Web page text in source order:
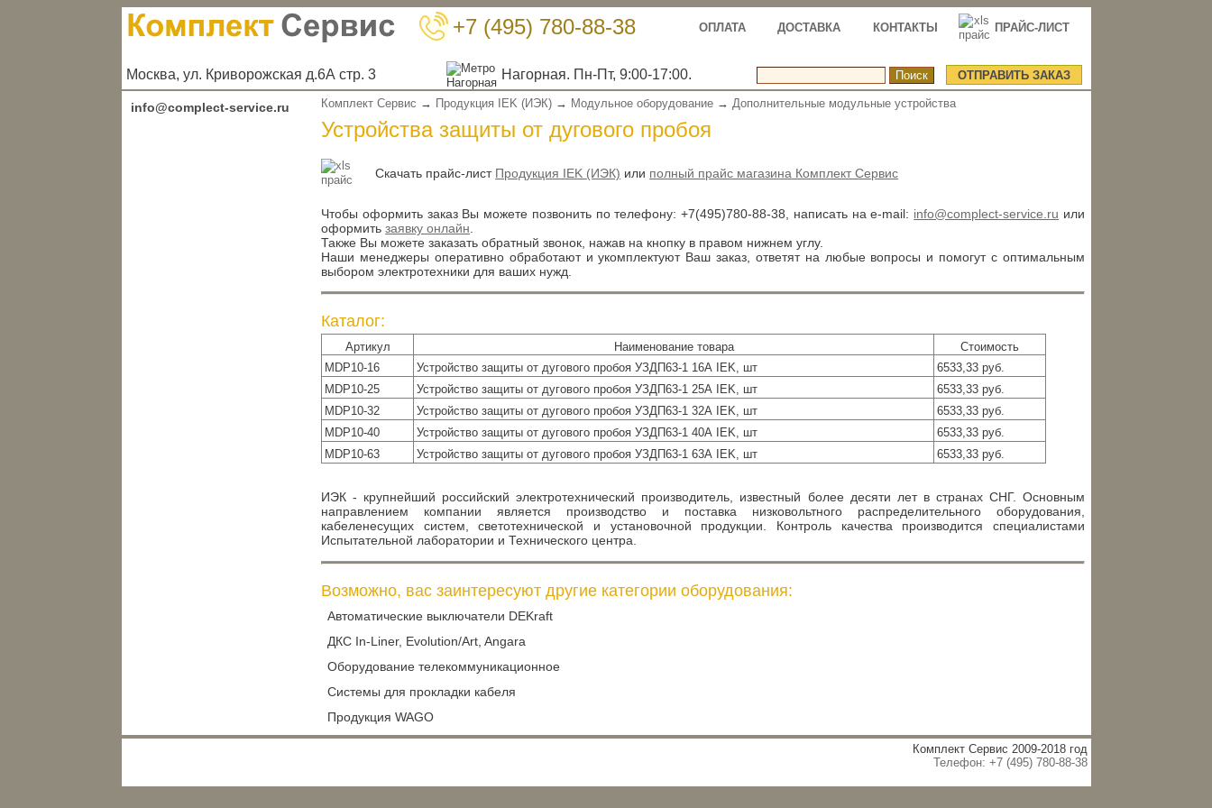
+7 (495) 780-88-38 ОПЛАТА ДОСТАВКА КОНТАКТЫ ПРАЙС-ЛИСТ
Москва, ул. Криворожская д.6А стр. 3 Нагорная. Пн-Пт, 9:00-17:00. ОТПРАВИТЬ ЗАКАЗ
info@complect-service.ru Комплект Сервис → Продукция IEK (ИЭК) → Модульное оборудование →Дополнительные модульные устройства
Устройства защиты от дугового пробоя
Скачать прайс-лист Продукция IEK (ИЭК) или полный прайс магазина Комплект Сервис
Чтобы оформить заказ Вы можете позвонить по телефону:+7(495)780-88-38 , написать на e-mail: info@complect-service.ru или
оформитьзаявку онлайн
Также Вы можете заказать обратный звонок, нажав на кнопку в правом нижнем углу.
Наши менеджеры оперативно обработают и укомплектуют Ваш заказ, ответят на любые вопросы и помогут с оптимальным
выбором электротехники для ваших нужд.
Каталог:
Артикул Наименование товара
Стоимость
MDP10-16
Устройство защиты от дугового пробоя УЗДП63-1 16А IEK, шт
6533,33 руб.
MDP10-25
Устройство защиты от дугового пробоя УЗДП63-1 25А IEK, шт
6533,33 руб.
MDP10-32
Устройство защиты от дугового пробоя УЗДП63-1 32А IEK, шт
6533,33 руб.
MDP10-40
Устройство защиты от дугового пробоя УЗДП63-1 40А IEK, шт
6533,33 руб.
MDP10-63
Устройство защиты от дугового пробоя УЗДП63-1 63А IEK, шт 6533,33 руб.
ИЭК - крупнейший российский электротехнический производитель, известный более десяти лет в странах СНГ. Основным
направлением компании является производство и поставка низковольтного распределительного оборудования,
кабеленесущих систем, светотехнической и установочной продукции. Контроль качества производится специалистами
Испытательной лаборатории и Технического центра.
Возможно, вас заинтересуют другие категории оборудования:
Автоматические выключатели DEKraft
ДКС In-Liner, Evolution/Art, Angara
Оборудование телекоммуникационное
Системы для прокладки кабеля
Продукция WAGO
Комплект Сервис 2009-2018 год
Телефон: +7 (495) 780-88-38